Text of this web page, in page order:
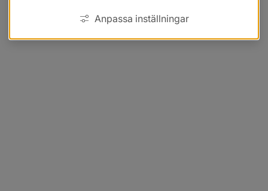
Anpassa inställningar